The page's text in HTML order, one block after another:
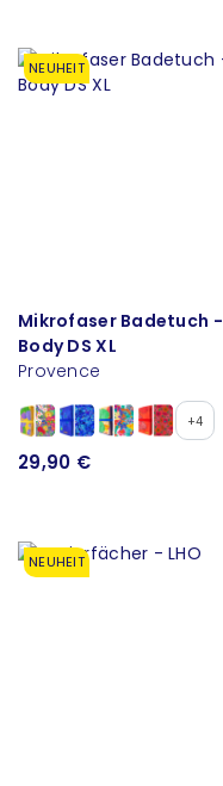
NEUHEIT
Mikrofaser Badetuch -
Body DS XL
Provence
+4
29,90 €
NEUHEIT